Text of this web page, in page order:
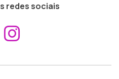
redes sociais
Aceder ao